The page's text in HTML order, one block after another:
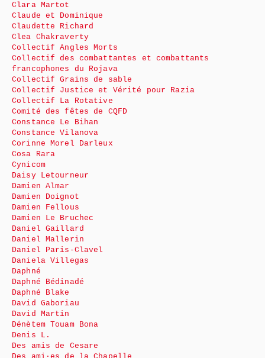
Clara Martot
Claude et Dominique
Claudette Richard
Clea Chakraverty
Collectif Angles Morts
Collectif des combattantes et combattants
francophones du Rojava
Collectif Grains de sable
Collectif Justice et Vérité pour Razia
Collectif La Rotative
Comité des fêtes de CQFD
Constance Le Bihan
Constance Vilanova
Corinne Morel Darleux
Cosa Rara
Cynicom
Daisy Letourneur
Damien Almar
Damien Doignot
Damien Fellous
Damien Le Bruchec
Daniel Gaillard
Daniel Mallerin
Daniel Paris-Clavel
Daniela Villegas
Daphné
Daphné Bédinadé
Daphné Blake
David Gaboriau
David Martin
Dénètem Touam Bona
Denis L.
Des amis de Cesare